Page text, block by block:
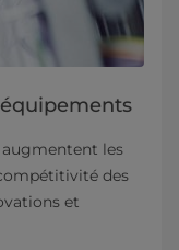
augmentent les
des
et